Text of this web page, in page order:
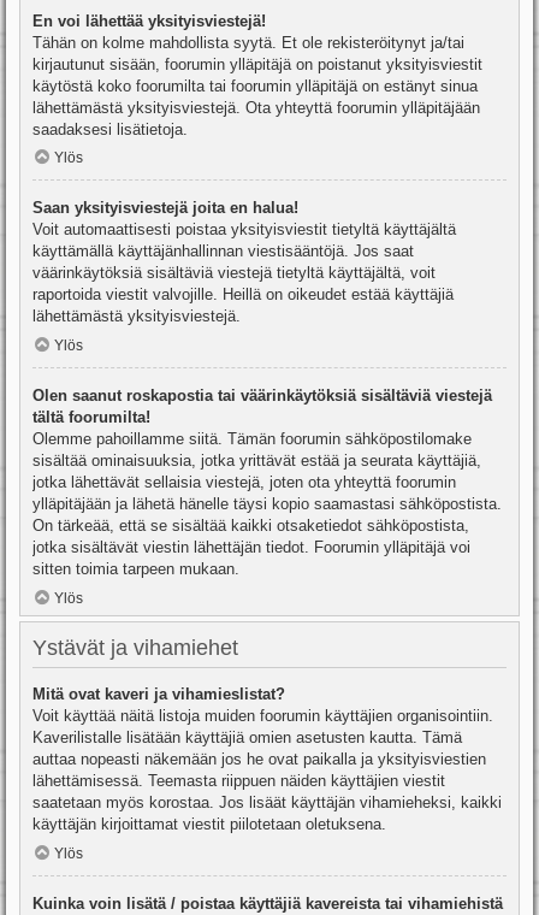
En voi lähettää yksityisviestejä!
Tähän on kolme mahdollista syytä. Et ole rekisteröitynyt ja/tai
kirjautunut sisään, foorumin ylläpitäjä on poistanut yksityisviestit
käytöstä koko foorumilta tai foorumin ylläpitäjä on estänyt sinua
lähettämästä yksityisviestejä. Ota yhteyttä foorumin ylläpitäjään
saadaksesi lisätietoja.
Ylös
Saan yksityisviestejä joita en halua!
Voit automaattisesti poistaa yksityisviestit tietyltä käyttäjältä
käyttämällä käyttäjänhallinnan viestisääntöjä. Jos saat
väärinkäytöksiä sisältäviä viestejä tietyltä käyttäjältä, voit
raportoida viestit valvojille. Heillä on oikeudet estää käyttäjiä
lähettämästä yksityisviestejä.
Ylös
Olen saanut roskapostia tai väärinkäytöksiä sisältäviä viestejä
tältä foorumilta!
Olemme pahoillamme siitä. Tämän foorumin sähköpostilomake
sisältää ominaisuuksia, jotka yrittävät estää ja seurata käyttäjiä,
jotka lähettävät sellaisia viestejä, joten ota yhteyttä foorumin
ylläpitäjään ja lähetä hänelle täysi kopio saamastasi sähköpostista.
On tärkeää, että se sisältää kaikki otsaketiedot sähköpostista,
jotka sisältävät viestin lähettäjän tiedot. Foorumin ylläpitäjä voi
sitten toimia tarpeen mukaan.
Ylös
Ystävät ja vihamiehet
Mitä ovat kaveri ja vihamieslistat?
Voit käyttää näitä listoja muiden foorumin käyttäjien organisointiin.
Kaverilistalle lisätään käyttäjiä omien asetusten kautta. Tämä
auttaa nopeasti näkemään jos he ovat paikalla ja yksityisviestien
lähettämisessä. Teemasta riippuen näiden käyttäjien viestit
saatetaan myös korostaa. Jos lisäät käyttäjän vihamieheksi, kaikki
käyttäjän kirjoittamat viestit piilotetaan oletuksena.
Ylös
Kuinka voin lisätä / poistaa käyttäjiä kavereista tai vihamiehistä